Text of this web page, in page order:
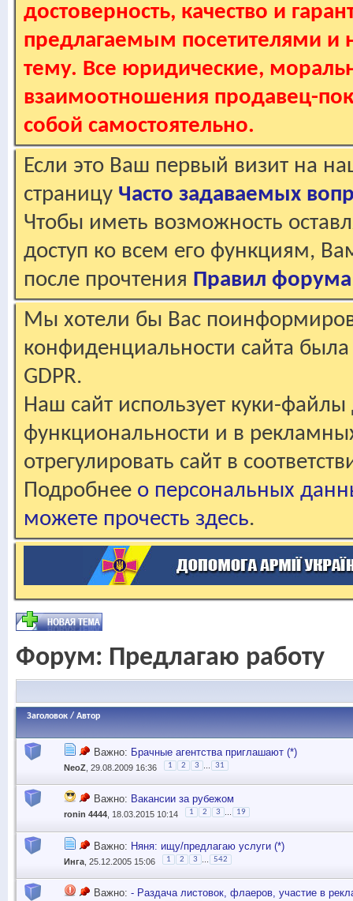
достоверность, качество и
предлагаемым посетителями и
тему. Все юридические,
взаимоотношения продавец-
собой самостоятельно.
Если это Ваш первый визит на
страницу Часто задаваемых
Чтобы иметь возможность
доступ ко всем его функциям,
после прочтения Правил форума
Мы хотели бы Вас
конфиденциальности сайта
GDPR.
Наш сайт использует куки-файлы
функциональности и в
отрегулировать сайт в
Подробнее о персональных
можете прочесть здесь.
Форум: Предлагаю работу
Заголовок / Автор
Важно: Брачные агентства приглашают (*)
NeoZ , 29.08.2009 16:36 1 2 3 31
Важно: Вакансии за рубежом
ronin 4444 , 18.03.2015 10:14 1 2 3 19
Важно: Няня: ищу/предлагаю услуги (*)
Инга , 25.12.2005 15:06 1 2 3 542
Важно: - Раздача листовок, флаеров, участие в